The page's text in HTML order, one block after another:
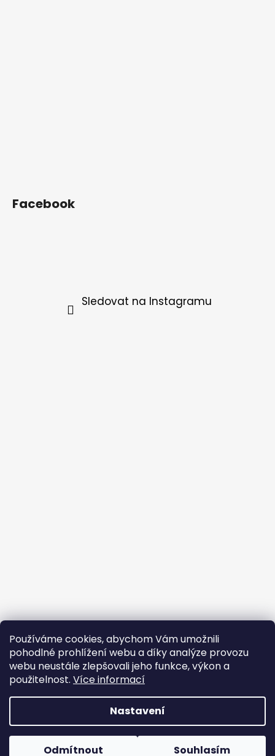
Používáme cookies, abychom Vám umožnili
pohodlné prohlížení webu a díky analýze provozu
webu neustále zlepšovali jeho funkce, výkon a
použitelnost. Více informací
Nastavení
Odmítnout Souhlasím
Facebook
Sledovat na Instagramu
Copyright 2026Oxybag . Všechna práva vyhrazena.